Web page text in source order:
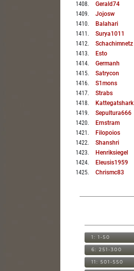
1408. Gerald74
1409. Jojosw
1410. Balahari
1411 . Surya1011
1412. Schachimnetz
1413. Esto
1414. Germanh
1415. Satrycon
1416. S1mons
1417. Strabs
1418. Kattegatshark
1419. Sepultura666
1420. Ernstram
1421 . Filopoios
1422. Shanshri
1423. Henriksiegel
1424. Eleusis1959
1425. Chrismc83
1: 1-50
6: 251-300
11: 501-550